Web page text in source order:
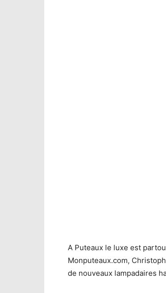
A Puteaux le luxe est
Monputeaux.com,
de nouveaux lampadaires